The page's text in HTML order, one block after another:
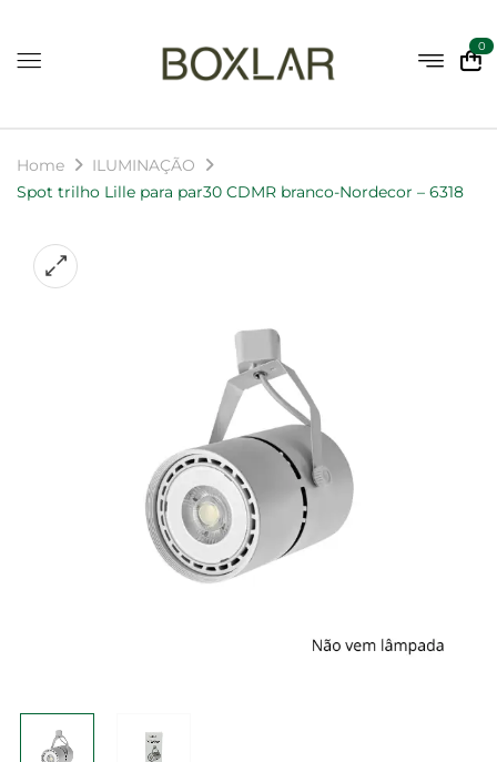
0
Home
ILUMINAÇÃO
Spot trilho Lille para par30 CDMR branco-Nordecor – 6318